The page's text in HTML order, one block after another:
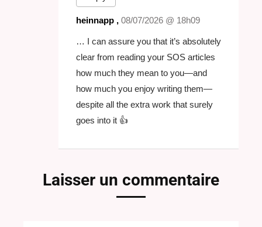
heinnapp , 08/07/2026 @ 18h09
… I can assure you that it’s absolutely
clear from reading your SOS articles
how much they mean to you—and
how much you enjoy writing them—
despite all the extra work that surely
goes into it 👍
Laisser un commentaire